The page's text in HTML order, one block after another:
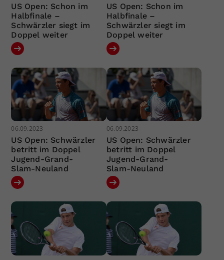
US Open: Schon im
Halbfinale –
Schwärzler siegt im
Doppel weiter
US Open: Schon im
Halbfinale –
Schwärzler siegt im
Doppel weiter
06.09.2023
US Open: Schwärzler
betritt im Doppel
Jugend-Grand-
Slam-Neuland
06.09.2023
US Open: Schwärzler
betritt im Doppel
Jugend-Grand-
Slam-Neuland